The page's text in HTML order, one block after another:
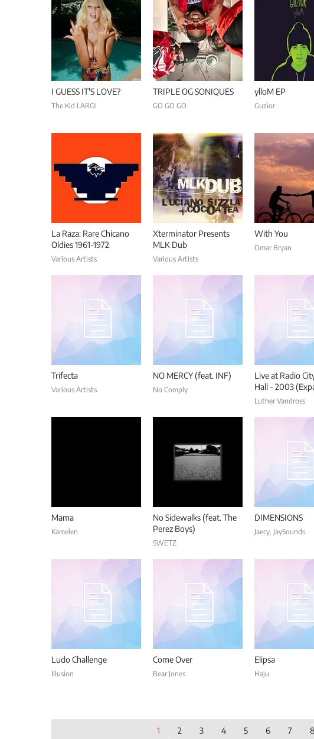
I GUESS IT'S LOVE?
The Kid LAROI
TRIPLE OG SONIQUES
GO GO GO
ylloM EP
Guzior
La Raza: Rare Chicano
Oldies 1961-1972
Various Artists
Xterminator Presents
MLK Dub
Various Artists
With You
Omar Bryan
Trifecta
Various Artists
NO MERCY (feat. INF)
No Comply
Live at Radio
Hall - 2003
20th
Luther Vandross
Mama
Kamelen
No Sidewalks (feat. The
Perez Boys)
SWETZ
DIMENSIONS
Jaecy, JaySounds
Ludo Challenge
Illusion
Come Over
Bear Jones
Elipsa
Haju
1 2 3 4 5 6 7 8